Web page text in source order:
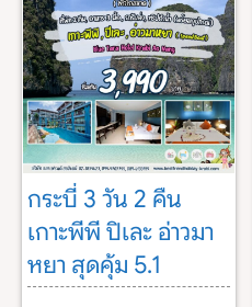
กระบี่ 3 วัน 2 คืน
เกาะพีพี ปิเละ อ่าวมา
หยา สุดคุ้ม 5.1